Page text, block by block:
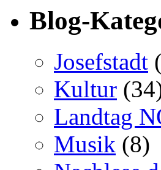
Blog-
Josefstadt
Kultur
Landtag
Musik (8)